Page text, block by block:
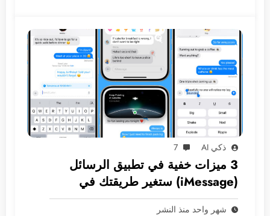
ذكي AI 7
3 ميزات خفية في تطبيق الرسائل
(iMessage) ستغير طريقتك في
المراسلة
شهر واحد منذ النشر